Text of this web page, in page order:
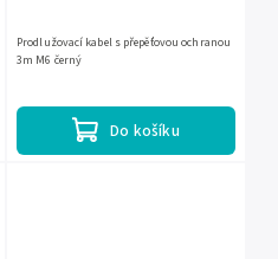
Do košíku
Prodlužovací kabel s přepěťovou ochranou
3m M6 černý